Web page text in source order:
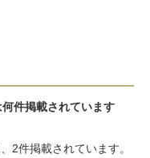
件掲載されています
2件掲載されています。